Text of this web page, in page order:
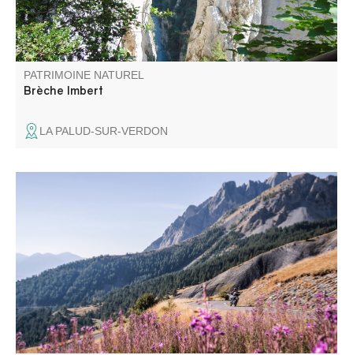
PATRIMOINE NATUREL
Brèche Imbert
LA PALUD-SUR-VERDON
Col de montagne routier situé à 2 045 m d'altitude, entre
Alpes de Haute Provence et Alpes Maritimes. En bordure
de la zone coeur du Parc national du Mercantour, il offre
une vue panoramique d'exception. C'est aussi le royaume
des marmottes.